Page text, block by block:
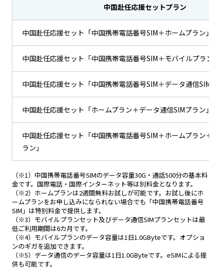
中国赴任応援セットプラン
中国赴任応援セット「中国携帯電話番号SIM＋ホームプラン」
中国赴任応援セット「中国携帯電話番号SIM＋モバイルプラン」
中国赴任応援セット「中国携帯電話番号SIM＋データ通信SIMプ
中国赴任応援セット「ホームプラン＋データ通信SIMプラン」
中国赴任応援セット「中国携帯電話番号SIM＋ホームプラン＋
ラン」
（※1）中国携帯電話番号SIMのデータ容量30G・通話500分の基本料
金です。国際電話・国際インターネット等は別料金となります。
（※2）ホームプランは2週間無料お試しが可能です。お試し後にホ
ームプランをお申し込みになられない場合でも「中国携帯電話番号
SIM」は特別料金で提供します。
（※3）モバイルプランセット及びデータ通信SIMプランセットは最
低ご利用期間は6カ月です。
（※4）モバイルプランのデータ容量は1日1.0GByteです。オプショ
ンのギガを追加できます。
（※5）データ通信のデータ容量は1日1.0GByteです。eSIMによる提
供も可能です。